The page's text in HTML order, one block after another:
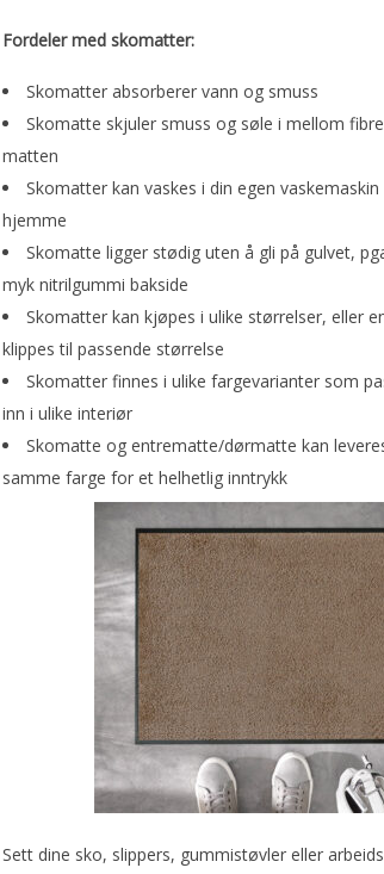
Fordeler med skomatter:
Skomatter absorberer vann og smuss
Skomatte skjuler smuss og søle i mellom
matten
Skomatter kan vaskes i din egen vaskemaskin
hjemme
Skomatte ligger stødig uten å gli på gulvet,
myk nitrilgummi bakside
Skomatter kan kjøpes i ulike størrelser, eller
klippes til passende størrelse
Skomatter finnes i ulike fargevarianter som
inn i ulike interiør
Skomatte og entrematte/dørmatte kan
samme farge for et helhetlig inntrykk
Sett dine sko, slippers, gummistøvler eller